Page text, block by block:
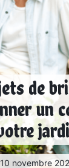
de
un
10 novembre